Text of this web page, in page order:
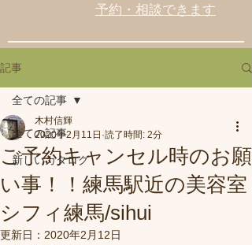
予約・相談できます
記事
全ての記事
新しいカタログ
全ての記事
ご予約キャンセル時のお願
い事！！練馬駅近の美容室
シフィ練馬/sihui
木村信輝
2020年2月11日 読了時間: 2分
更新日： 2020年2月12日